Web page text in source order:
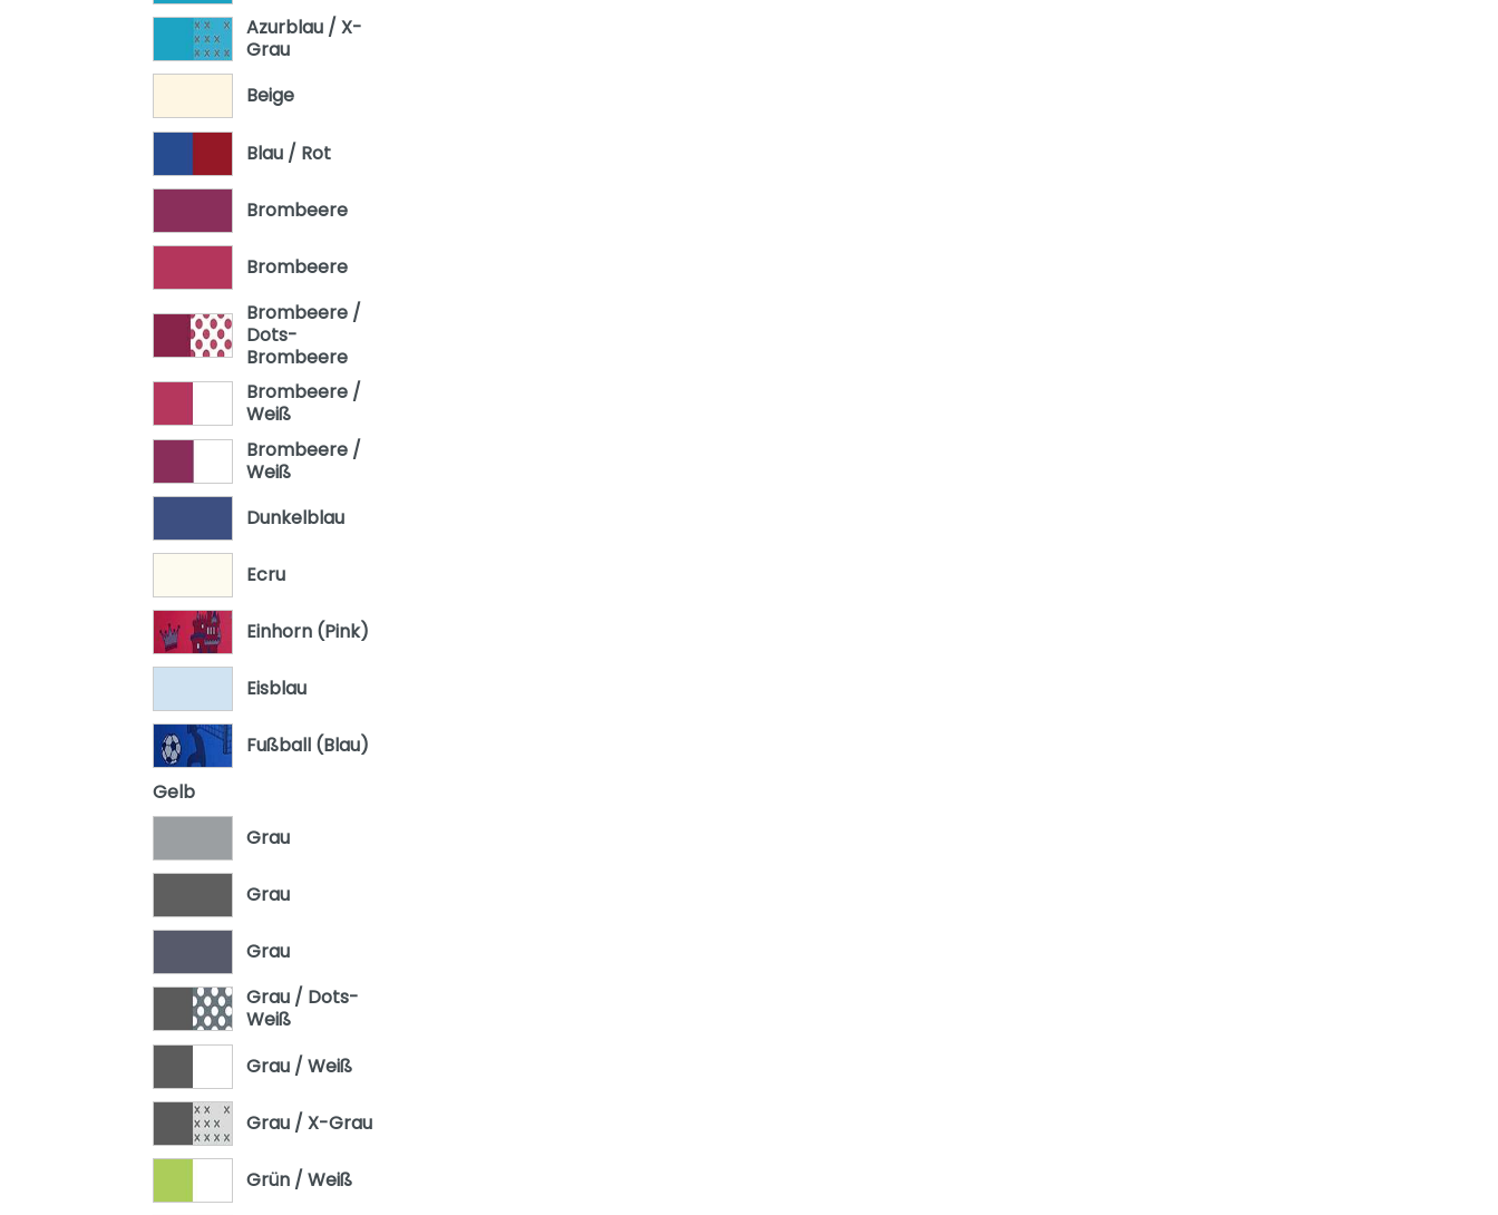
Oscar
Remo
Stiene
Yolanda
Azurblau / X-
Grau
Beige
Blau / Rot
Brombeere
Brombeere
Brombeere /
Dots-
Brombeere
Brombeere /
Weiß
Brombeere /
Weiß
Dunkelblau
Ecru
Einhorn (Pink)
Eisblau
Fußball (Blau)
Gelb
Grau
Grau
Grau
Grau / Dots-
Weiß
Grau / Weiß
Grau / X-Grau
Grün / Weiß